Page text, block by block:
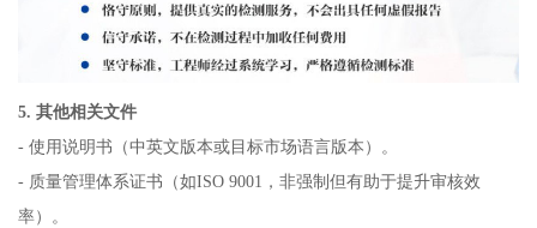
5. 其他相关文件
- 使用说明书（中英文版本或目标市场语言版本）。
- 质量管理体系证书（如ISO 9001，非强制但有助于提升审核效
率）。